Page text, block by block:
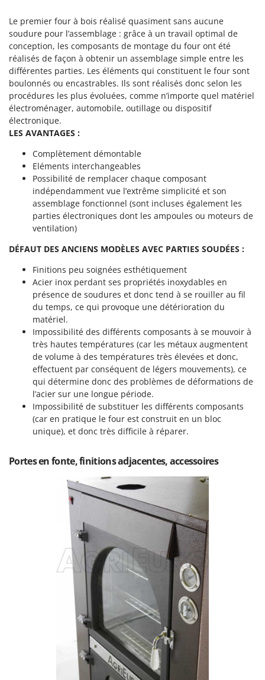
Z
Zanon
Zephir
ZGrills
Zodiac
Zomax
Le premier four à bois réalisé quasiment sans aucune
soudure pour l’assemblage : grâce à un travail optimal de
conception, les composants de montage du four ont été
réalisés de façon à obtenir un assemblage simple entre les
différentes parties. Les éléments qui constituent le four sont
boulonnés ou encastrables. Ils sont réalisés donc selon les
procédures les plus évoluées, comme n’importe quel matériel
électroménager, automobile, outillage ou dispositif
électronique.
LES AVANTAGES :
Complètement démontable
Eléments interchangeables
Possibilité de remplacer chaque composant
indépendamment vue l’extrême simplicité et son
assemblage fonctionnel (sont incluses également les
parties électroniques dont les ampoules ou moteurs de
ventilation)
DÉFAUT DES ANCIENS MODÈLES AVEC PARTIES SOUDÉES :
Finitions peu soignées esthétiquement
Acier inox perdant ses propriétés inoxydables en
présence de soudures et donc tend à se rouiller au fil
du temps, ce qui provoque une détérioration du
matériel.
Impossibilité des différents composants à se mouvoir à
très hautes températures (car les métaux augmentent
de volume à des températures très élevées et donc,
effectuent par conséquent de légers mouvements), ce
qui détermine donc des problèmes de déformations de
l’acier sur une longue période.
Impossibilité de substituer les différents composants
(car en pratique le four est construit en un bloc
unique), et donc très difficile à réparer.
Portes en fonte, finitions adjacentes, accessoires